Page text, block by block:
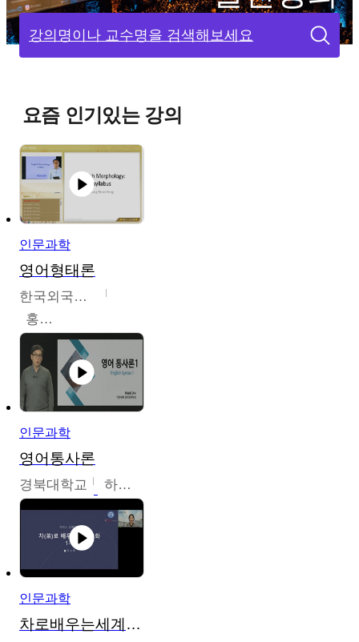
강의명이나 교수명을 검색해보세요
요즘 인기있는 강의
인문과학
영어형태론
한국외국어대학교
홍성훈
인문과학
영어통사론
경북대학교 하승완
인문과학
차로배우는세계문화